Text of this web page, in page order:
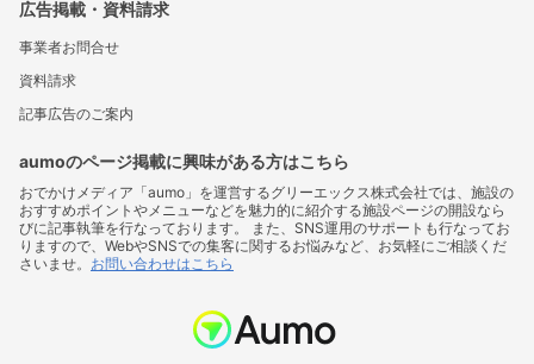
広告掲載・資料請求
事業者お問合せ
資料請求
記事広告のご案内
aumoのページ掲載に興味がある方はこちら
おでかけメディア「aumo」を運営するグリーエックス株式会社では、施設の
おすすめポイントやメニューなどを魅力的に紹介する施設ページの開設なら
びに記事執筆を行なっております。 また、SNS運用のサポートも行なってお
りますので、WebやSNSでの集客に関するお悩みなど、お気軽にご相談くだ
さいませ。 お問い合わせはこちら